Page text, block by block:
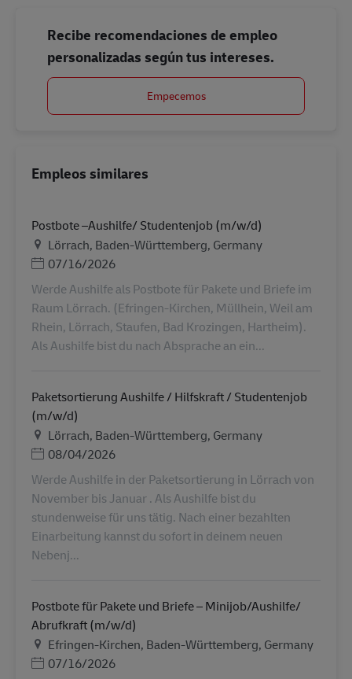
Recibe recomendaciones de empleo
personalizadas según tus intereses.
Empecemos
Empleos similares
Postbote –Aushilfe/ Studentenjob (m/w/d)
Ubicación
Lörrach, Baden-Württemberg, Germany
Posted Date
07/16/2026
Werde Aushilfe als Postbote für Pakete und Briefe im
Raum Lörrach. (Efringen-Kirchen, Müllhein, Weil am
Rhein, Lörrach, Staufen, Bad Krozingen, Hartheim).
Als Aushilfe bist du nach Absprache an ein...
Paketsortierung Aushilfe / Hilfskraft / Studentenjob
(m/w/d)
Ubicación
Lörrach, Baden-Württemberg, Germany
Posted Date
08/04/2026
Werde Aushilfe in der Paketsortierung in Lörrach von
November bis Januar . Als Aushilfe bist du
stundenweise für uns tätig. Nach einer bezahlten
Einarbeitung kannst du sofort in deinem neuen
Nebenj...
Postbote für Pakete und Briefe – Minijob/Aushilfe/
Abrufkraft (m/w/d)
Ubicación
Efringen-Kirchen, Baden-Württemberg, Germany
Posted Date
07/16/2026